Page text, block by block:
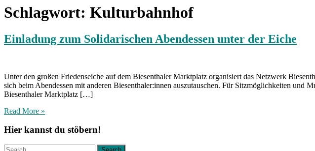
Schlagwort: Kulturbahnhof
Einladung zum Solidarischen Abendessen unter der Eiche
Unter den großen Friedenseiche auf dem Biesenthaler Marktplatz organisiert das Netzwerk
sich beim Abendessen mit anderen Biesenthaler:innen auszutauschen. Für Sitzmöglichkeiten
Biesenthaler Marktplatz […]
Read More »
Hier kannst du stöbern!